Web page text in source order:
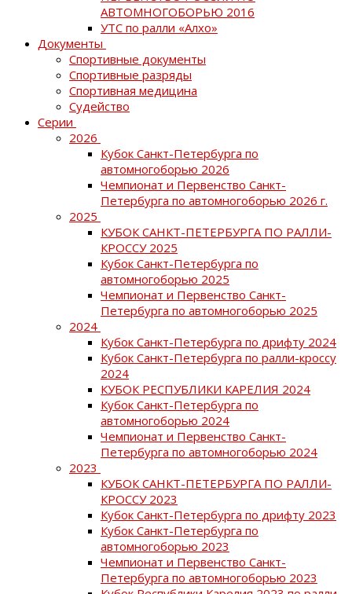
АВТОМНОГОБОРЬЮ 2016
УТС по ралли «Алхо»
Документы
Спортивные документы
Спортивные разряды
Спортивная медицина
Судейство
Серии
2026
Кубок Санкт-Петербурга по
автомногоборью 2026
Чемпионат и Первенство Санкт-
Петербурга по автомногоборью 2026 г.
2025
КУБОК САНКТ-ПЕТЕРБУРГА ПО РАЛЛИ-
КРОССУ 2025
Кубок Санкт-Петербурга по
автомногоборью 2025
Чемпионат и Первенство Санкт-
Петербурга по автомногоборью 2025
2024
Кубок Санкт-Петербурга по дрифту 2024
Кубок Санкт-Петербурга по ралли-кроссу
2024
КУБОК РЕСПУБЛИКИ КАРЕЛИЯ 2024
Кубок Санкт-Петербурга по
автомногоборью 2024
Чемпионат и Первенство Санкт-
Петербурга по автомногоборью 2024
2023
КУБОК САНКТ-ПЕТЕРБУРГА ПО РАЛЛИ-
КРОССУ 2023
Кубок Санкт-Петербурга по дрифту 2023
Кубок Санкт-Петербурга по
автомногоборью 2023
Чемпионат и Первенство Санкт-
Петербурга по автомногоборью 2023